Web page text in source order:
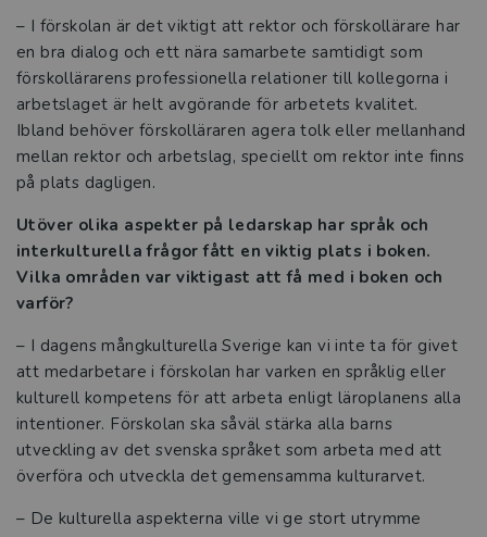
– I förskolan är det viktigt att rektor och förskollärare har
en bra dialog och ett nära samarbete samtidigt som
förskollärarens professionella relationer till kollegorna i
arbetslaget är helt avgörande för arbetets kvalitet.
Ibland behöver förskolläraren agera tolk eller mellanhand
mellan rektor och arbetslag, speciellt om rektor inte finns
på plats dagligen.
Utöver olika aspekter på ledarskap har språk och
interkulturella frågor fått en viktig plats i boken.
Vilka områden var viktigast att få med i boken och
varför?
– I dagens mångkulturella Sverige kan vi inte ta för givet
att medarbetare i förskolan har varken en språklig eller
kulturell kompetens för att arbeta enligt läroplanens alla
intentioner. Förskolan ska såväl stärka alla barns
utveckling av det svenska språket som arbeta med att
överföra och utveckla det gemensamma kulturarvet.
– De kulturella aspekterna ville vi ge stort utrymme